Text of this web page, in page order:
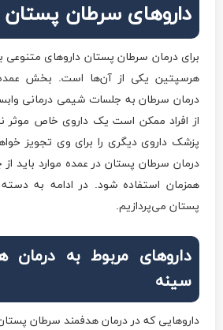
داروهای سرطان پستان
برای درمان سرطان پستان داروهای متنوعی
هرسپتین یکی از آن‌ها است. بخش
درمان سرطان به جلسات شیمی درمانی
از افراد ممکن است یک داروی خاص موثر
پزشک داروی دیگری را برای وی تجویز
درمان سرطان پستان در عمده موارد باید
همزمان استفاده شود. در ادامه به
پستان می‌پردازیم.
داروهای مربوط به درمان
سینه
داروهایی که در درمان هدفمند سرطان